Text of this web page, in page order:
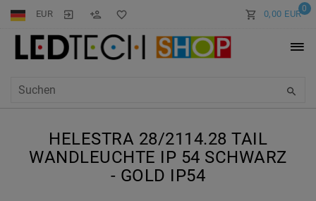
EUR 0
0,00 EUR
HELESTRA 28/2114.28 TAIL
WANDLEUCHTE IP 54 SCHWARZ
- GOLD IP54